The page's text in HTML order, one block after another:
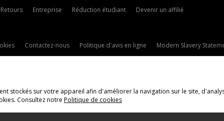
Entreprise Réduction étudiant Devenir un affilié
Contactez-nous Politique d'avis en ligne Modern Slavery
Vers
stockés sur votre appareil afin d'améliorer la navigation sur le site,
Consultez notre Politique de cookies